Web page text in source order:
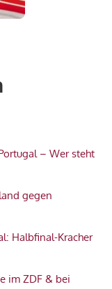
– Wer steht
gegen
Halbfinal-Kracher
im ZDF & bei